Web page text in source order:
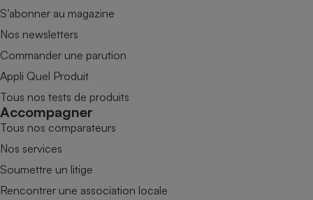
S’abonner au magazine
Nos newsletters
Commander une parution
Appli Quel Produit
Tous nos tests de produits
Accompagner
Tous nos comparateurs
Nos services
Soumettre un litige
Rencontrer une association locale